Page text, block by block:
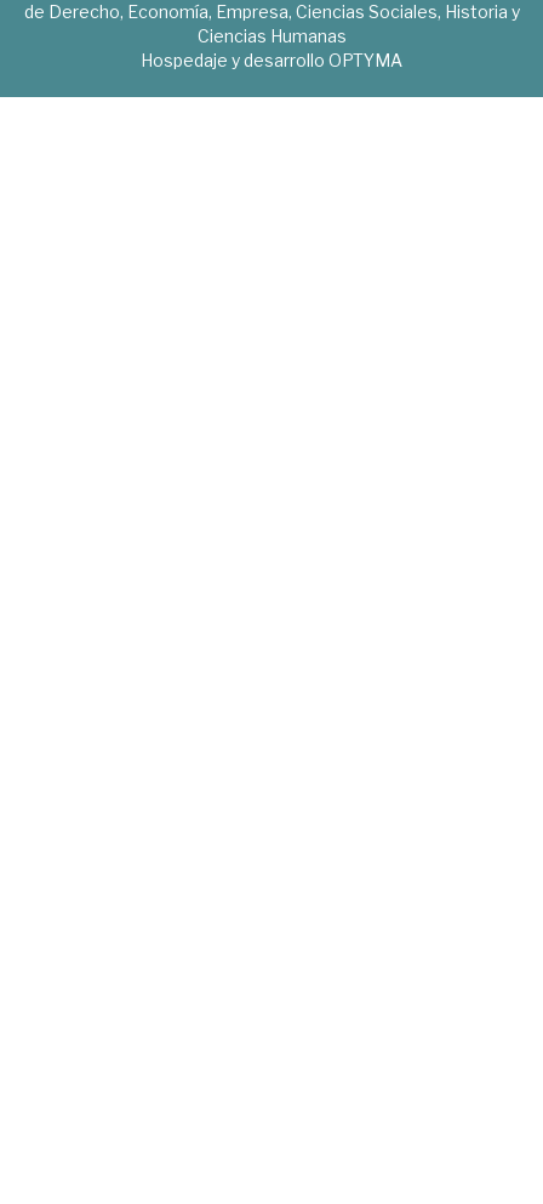
de Derecho, Economía, Empresa, Ciencias Sociales, Historia y
Ciencias Humanas
Hospedaje y desarrollo OPTYMA